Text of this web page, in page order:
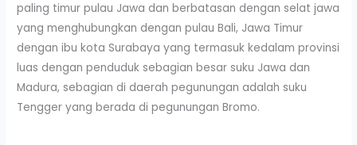
paling timur pulau Jawa dan berbatasan dengan selat jawa
yang menghubungkan dengan pulau Bali, Jawa Timur
dengan ibu kota Surabaya yang termasuk kedalam provinsi
luas dengan penduduk sebagian besar suku Jawa dan
Madura, sebagian di daerah pegunungan adalah suku
Tengger yang berada di pegunungan Bromo.